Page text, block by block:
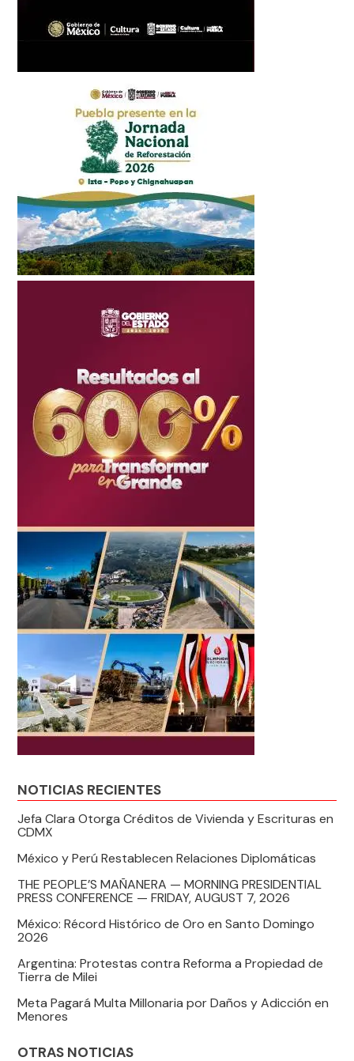
NOTICIAS RECIENTES
Jefa Clara Otorga Créditos de Vivienda y Escrituras en
CDMX
México y Perú Restablecen Relaciones Diplomáticas
THE PEOPLE’S MAÑANERA — MORNING PRESIDENTIAL
PRESS CONFERENCE — FRIDAY, AUGUST 7, 2026
México: Récord Histórico de Oro en Santo Domingo
2026
Argentina: Protestas contra Reforma a Propiedad de
Tierra de Milei
Meta Pagará Multa Millonaria por Daños y Adicción en
Menores
OTRAS NOTICIAS